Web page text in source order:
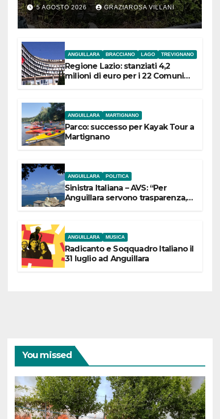
5 AGOSTO 2026 GRAZIAROSA VILLANI
ANGUILLARA BRACCIANO LAGO TREVIGNANO
Regione Lazio: stanziati 4,2
milioni di euro per i 22 Comuni
ANGUILLARA MARTIGNANO
Parco: successo per Kayak Tour a
Martignano
ANGUILLARA POLITICA
Sinistra Italiana – AVS: “Per
Anguillara servono trasparenza,
ANGUILLARA MUSICA
Radicanto e Soqquadro Italiano il
31 luglio ad Anguillara
You missed